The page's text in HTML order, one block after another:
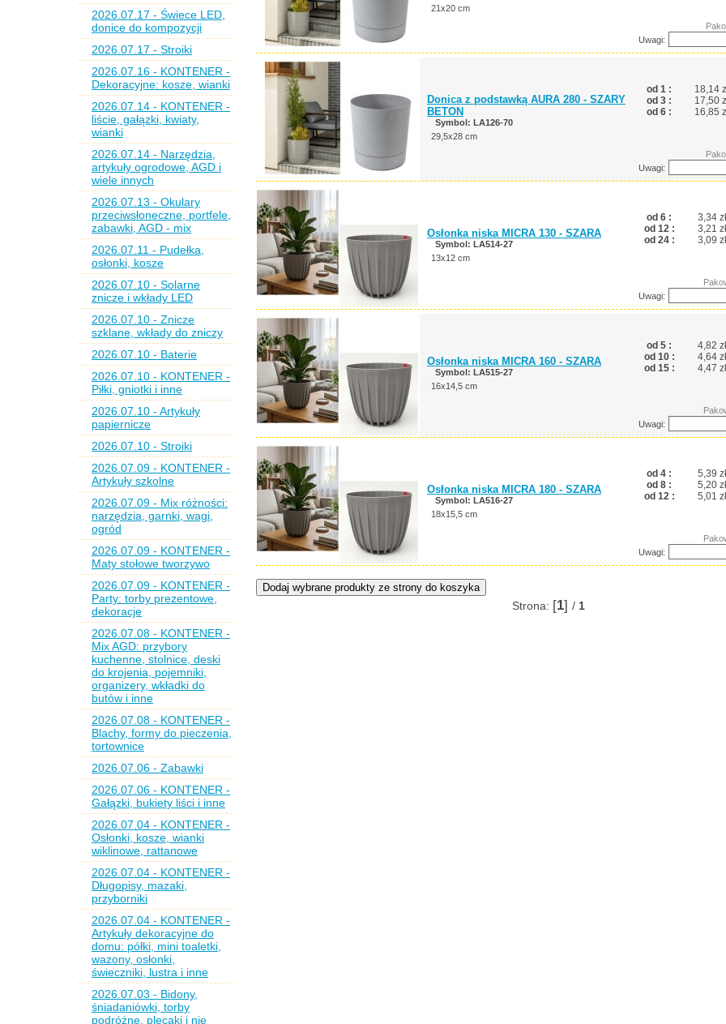
2026.07.17 - Świece LED,
donice do kompozycji
2026.07.17 - Stroiki
2026.07.16 - KONTENER -
Dekoracyjne: kosze, wianki
2026.07.14 - KONTENER -
liście, gałązki, kwiaty,
wianki
2026.07.14 - Narzędzia,
artykuły ogrodowe, AGD i
wiele innych
2026.07.13 - Okulary
przeciwsłoneczne, portfele,
zabawki, AGD - mix
2026.07.11 - Pudełka,
osłonki, kosze
2026.07.10 - Solarne
znicze i wkłady LED
2026.07.10 - Znicze
szklane, wkłady do zniczy
2026.07.10 - Baterie
2026.07.10 - KONTENER -
Piłki, gniotki i inne
2026.07.10 - Artykuły
papiernicze
2026.07.10 - Stroiki
2026.07.09 - KONTENER -
Artykuły szkolne
2026.07.09 - Mix różności:
narzędzia, garnki, wagi,
ogród
2026.07.09 - KONTENER -
Maty stołowe tworzywo
2026.07.09 - KONTENER -
Party: torby prezentowe,
dekoracje
2026.07.08 - KONTENER -
Mix AGD: przybory
kuchenne, stolnice, deski
do krojenia, pojemniki,
organizery, wkładki do
butów i inne
2026.07.08 - KONTENER -
Blachy, formy do pieczenia,
tortownice
2026.07.06 - Zabawki
2026.07.06 - KONTENER -
Gałązki, bukiety liści i inne
2026.07.04 - KONTENER -
Osłonki, kosze, wianki
wiklinowe, rattanowe
2026.07.04 - KONTENER -
Długopisy, mazaki,
przyborniki
2026.07.04 - KONTENER -
Artykuły dekoracyjne do
domu: półki, mini toaletki,
wazony, osłonki,
świeczniki, lustra i inne
2026.07.03 - Bidony,
śniadaniówki, torby
podróżne, plecaki i nie
21x20 cm
Uwagi:
Donica z podstawką AURA 280 - SZARY
BETON
Symbol: LA126-70
29,5x28 cm
od 1 :
18,14
od 3 :
17,50
od 6 :
16,85
Uwagi:
Osłonka niska MICRA 130 - SZARA
Symbol: LA514-27
13x12 cm
od 6 :
3,34 zł
od 12 :
3,21 zł
od 24 :
3,09 zł
Uwagi:
Osłonka niska MICRA 160 - SZARA
Symbol: LA515-27
16x14,5 cm
od 5 :
4,82 zł
od 10 :
4,64 zł
od 15 :
4,47 zł
Uwagi:
Osłonka niska MICRA 180 - SZARA
Symbol: LA516-27
18x15,5 cm
od 4 :
5,39 zł
od 8 :
5,20 zł
od 12 :
5,01 zł
Uwagi:
Strona: [1] / 1